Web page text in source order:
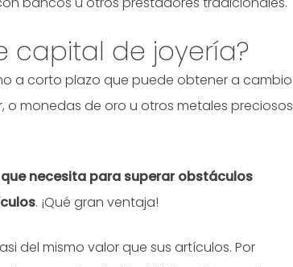
capital de joyería?
a corto plazo que puede obtener a cambio
o monedas de oro u otros metales preciosos
necesita para superar obstáculos
. ¡Qué gran ventaja!
del mismo valor que sus artículos. Por